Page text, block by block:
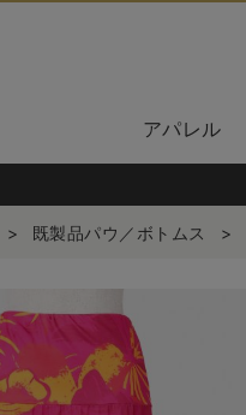
アパレル
> 既製品パウ／ボトムス >